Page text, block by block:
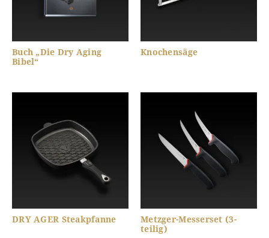
Buch „Die Dry Aging
Bibel“
Knochensäge
DRY AGER Steakpfanne
Metzger-Messerset (3-
teilig)